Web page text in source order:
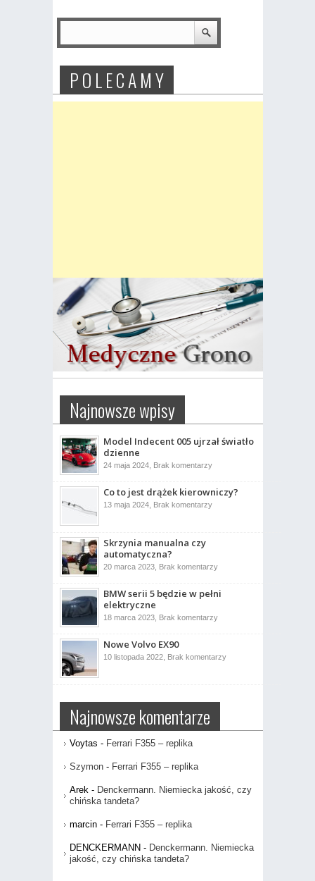
P O L E C A M Y
Najnowsze wpisy
Model Indecent 005 ujrzał światło
dzienne
24 maja 2024, Brak komentarzydo
005
ujrzał
światło
Co to jest drążek kierowniczy?
13 maja 2024, Brak komentarzydo
Skrzynia manualna czy
automatyczna?
20 marca 2023, Brak komentarzydo
czy
automatyczna?
BMW serii 5 będzie w pełni
elektryczne
18 marca 2023, Brak komentarzydo
w
Nowe Volvo EX90
10 listopada 2022, Brak komentarzydo
Najnowsze komentarze
Voytas - Ferrari F355 – replika
Szymon- Ferrari F355 – replika
Arek - Denckermann. Niemiecka jakość, czy
chińska tandeta?
marcin- Ferrari F355 – replika
DENCKERMANN - Denckermann. Niemiecka
jakość, czy chińska tandeta?